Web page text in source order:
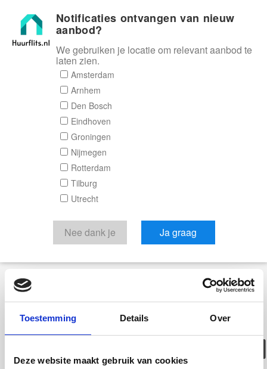
Toestemming Details Over
Deze website maakt gebruik van cookies
Huurflits
Deze woning is
helaas
verhuurd/verwijderd
Notificaties ontvangen van nieuw
aanbod?
We gebruiken je locatie om relevant aanbod te
laten zien.
Amsterdam
Arnhem
Den Bosch
Eindhoven
Groningen
Nijmegen
Rotterdam
Tilburg
Utrecht
Nee dank je Ja graag